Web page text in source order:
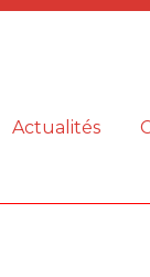
Actualités